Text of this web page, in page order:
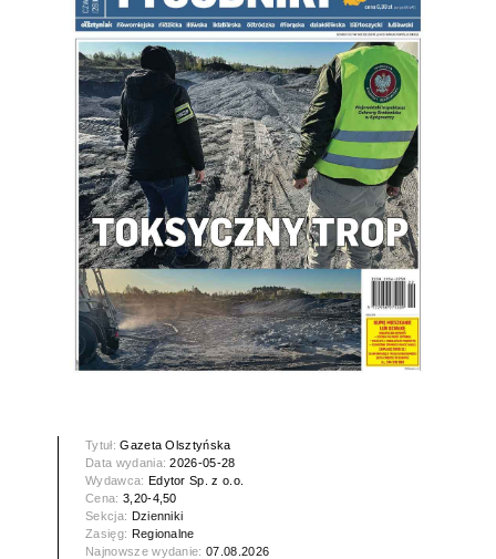
Tytuł:Gazeta Olsztyńska
Data wydania:2026-05-28
Wydawca: Edytor Sp. z o.o.
Cena: 3,20-4,50
Sekcja: Dzienniki
Zasięg: Regionalne
Najnowsze wydanie:07.08.2026